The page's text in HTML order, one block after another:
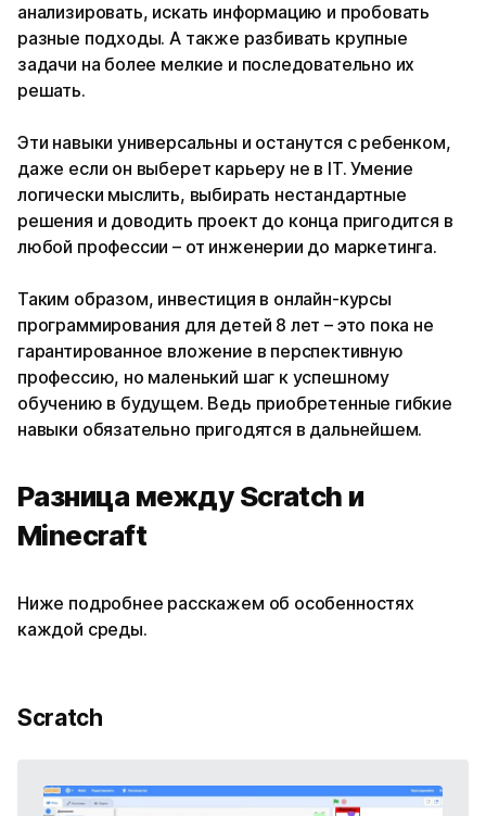
анализировать, искать информацию и пробовать
разные подходы. А также разбивать крупные
задачи на более мелкие и последовательно их
решать.
Эти навыки универсальны и останутся с ребенком,
даже если он выберет карьеру не в IT. Умение
логически мыслить, выбирать нестандартные
решения и доводить проект до конца пригодится в
любой профессии – от инженерии до маркетинга.
Таким образом, инвестиция в онлайн-курсы
программирования для детей 8 лет – это пока не
гарантированное вложение в перспективную
профессию, но маленький шаг к успешному
обучению в будущем. Ведь приобретенные гибкие
навыки обязательно пригодятся в дальнейшем.
Разница между Scratch и
Minecraft
Ниже подробнее расскажем об особенностях
каждой среды.
Scratch